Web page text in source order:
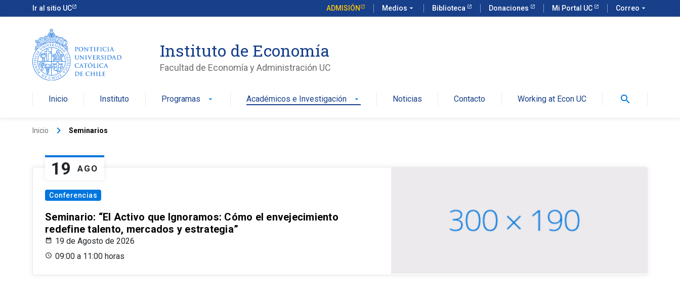
Ir al sitio UC ADMISIÓN Medios arrow_drop_down Biblioteca Donaciones Mi Portal UC Correo arrow_drop_down
Instituto de Economía
Facultad de Economía y Administración UC
Inicio Instituto Programas arrow_drop_down Académicos e Investigación arrow_drop_down Noticias Contacto Working at Econ UC search
Inicio keyboard_arrow_right Seminarios
19 AGO
Conferencias
Seminario: “El Activo que Ignoramos: Cómo el envejecimiento
redefine talento, mercados y estrategia”
19 de Agosto de 2026
09:00 a 11:00 horas